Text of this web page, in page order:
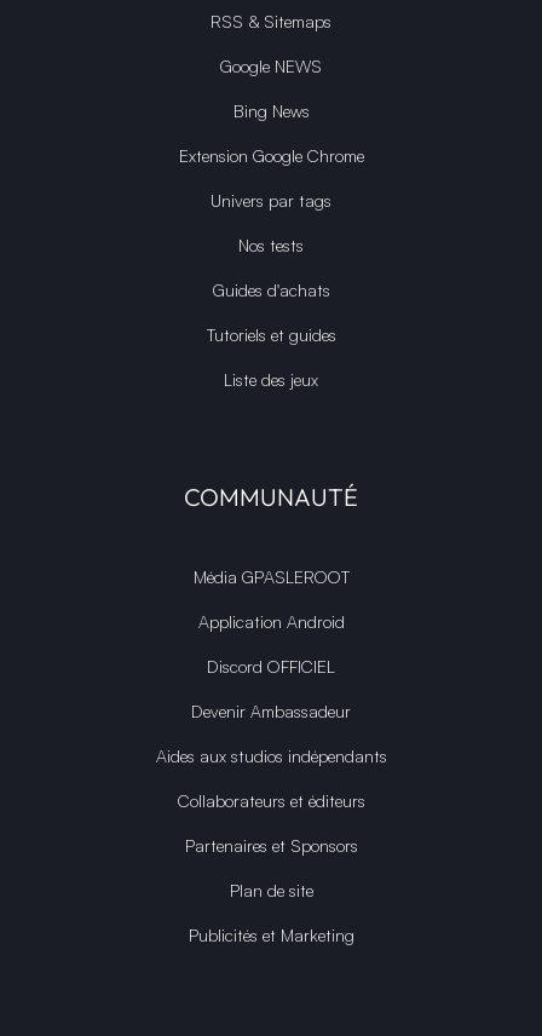
RSS & Sitemaps
Google NEWS
Bing News
Extension Google Chrome
Univers par tags
Nos tests
Guides d'achats
Tutoriels et guides
Liste des jeux
COMMUNAUTÉ
Média GPASLEROOT
Application Android
Discord OFFICIEL
Devenir Ambassadeur
Aides aux studios indépendants
Collaborateurs et éditeurs
Partenaires et Sponsors
Plan de site
Publicités et Marketing